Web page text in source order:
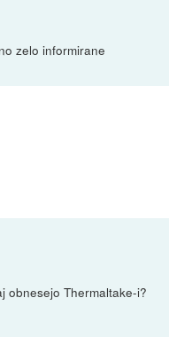
zelo informirane
obnesejo Thermaltake-i?